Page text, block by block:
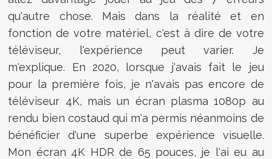
qu'autre chose. Mais dans la réalité et en
fonction de votre matériel, c'est à dire de votre
téléviseur, l'expérience peut varier. Je
m'explique. En 2020, lorsque j'avais fait le jeu
pour la première fois, je n'avais pas encore de
téléviseur 4K, mais un écran plasma 1080p au
rendu bien costaud qui m'a permis néanmoins de
bénéficier d'une superbe expérience visuelle.
Mon écran 4K HDR de 65 pouces, je l'ai eu au